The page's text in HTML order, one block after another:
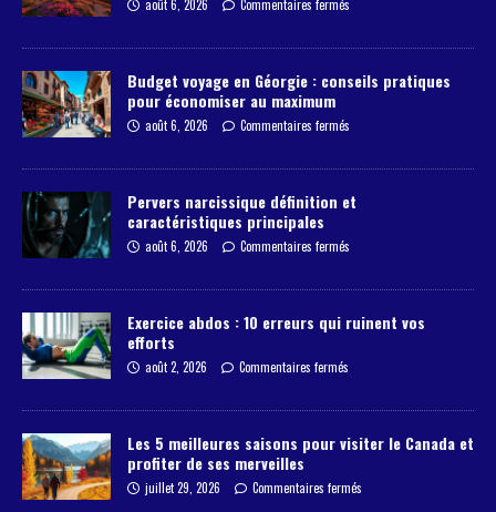
août 6, 2026 Commentaires fermés
Budget voyage en Géorgie : conseils pratiques
pour économiser au maximum
août 6, 2026 Commentaires fermés
Pervers narcissique définition et
caractéristiques principales
août 6, 2026 Commentaires fermés
Exercice abdos : 10 erreurs qui ruinent vos
efforts
août 2, 2026 Commentaires fermés
Les 5 meilleures saisons pour visiter le Canada et
profiter de ses merveilles
juillet 29, 2026 Commentaires fermés